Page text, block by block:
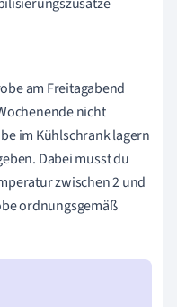
am Freitagabend
nicht
im Kühlschrank lagern
Dabei musst du
zwischen 2 und
ordnungsgemäß